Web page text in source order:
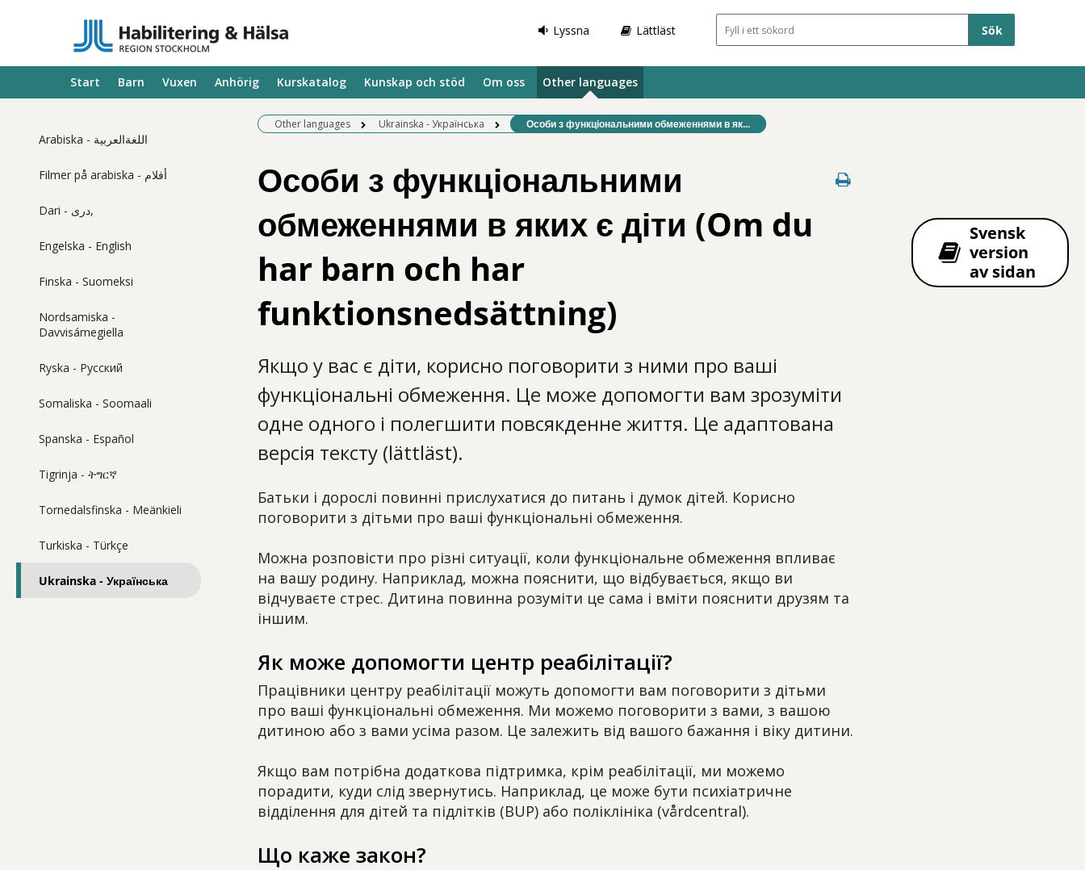
Lyssna Lättläst Sökfält
Start Barn Vuxen Anhörig Kurskatalog Kunskap och stöd Om oss Other languages
Arabiska - اللغةالعربية
Filmer på arabiska - أفلام
Dari - دری,
Engelska - English
Finska - Suomeksi
Nordsamiska -
Davvisámegiella
Ryska - Pусский
Somaliska - Soomaali
Spanska - Español
Tigrinja - ትግርኛ
Tornedalsfinska - Meänkieli
Turkiska - Türkçe
Ukrainska - Українська
Other languages Ukrainska - Українська Befintlig sida:
Особи з функціональними обмеженнями в як...
Особи з функціональними
обмеженнями в яких є діти (Om du
har barn och har
funktionsnedsättning)
Якщо у вас є діти, корисно поговорити з ними про ваші
функціональні обмеження. Це може допомогти вам зрозуміти
одне одного і полегшити повсякденне життя. Це адаптована
версія тексту (lättläst).
Батьки і дорослі повинні прислухатися до питань і думок дітей. Корисно
поговорити з дітьми про ваші функціональні обмеження.
Можна розповісти про різні ситуації, коли функціональне обмеження впливає
на вашу родину. Наприклад, можна пояснити, що відбувається, якщо ви
відчуваєте стрес. Дитина повинна розуміти це сама і вміти пояснити друзям та
іншим.
Як може допомогти центр реабілітації?
Працівники центру реабілітації можуть допомогти вам поговорити з дітьми
про ваші функціональні обмеження. Ми можемо поговорити з вами, з вашою
дитиною або з вами усіма разом. Це залежить від вашого бажання і віку дитини.
Якщо вам потрібна додаткова підтримка, крім реабілітації, ми можемо
порадити, куди слід звернутись. Наприклад, це може бути психіатричне
відділення для дітей та підлітків (BUP) або поліклініка (vårdcentral).
Що каже закон?
Svensk
version
av sidan